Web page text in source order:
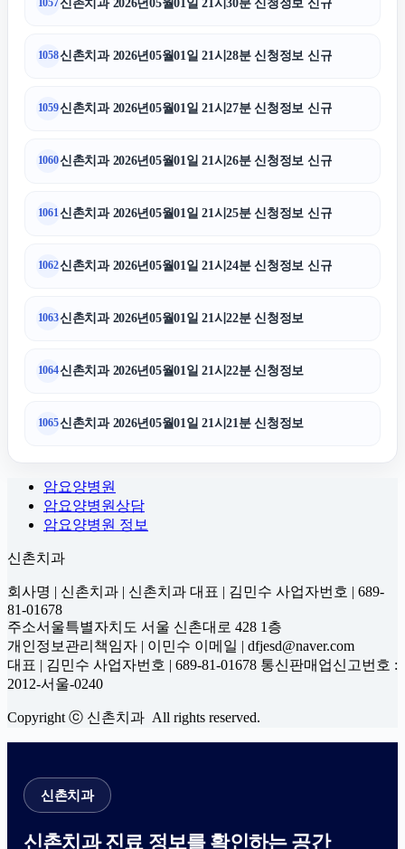
1057신촌치과 2026년05월01일 21시30분 신청정보 신규
1058신촌치과 2026년05월01일 21시28분 신청정보 신규
1059신촌치과 2026년05월01일 21시27분 신청정보 신규
1060신촌치과 2026년05월01일 21시26분 신청정보 신규
1061신촌치과 2026년05월01일 21시25분 신청정보 신규
1062신촌치과 2026년05월01일 21시24분 신청정보 신규
1063신촌치과 2026년05월01일 21시22분 신청정보
1064신촌치과 2026년05월01일 21시22분 신청정보
1065신촌치과 2026년05월01일 21시21분 신청정보
암요양병원
암요양병원상담
암요양병원 정보
신촌치과
회사명 | 신촌치과 | 신촌치과 대표 | 김민수 사업자번호 | 689-
81-01678
주소서울특별자치도 서울 신촌대로 428 1층
개인정보관리책임자 | 이민수 이메일 | dfjesd@naver.com
대표 | 김민수 사업자번호 | 689-81-01678 통신판매업신고번호 :
2012-서울-0240
Copyright ⓒ 신촌치과 All rights reserved.
신촌치과
신촌치과 진료 정보를 확인하는 공간